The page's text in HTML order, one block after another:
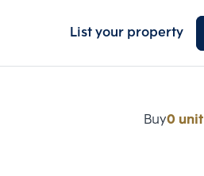
List your property
Buy0 unit